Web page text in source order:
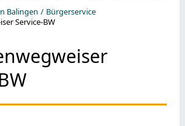
Balingen
Bürgerservice
Service-BW